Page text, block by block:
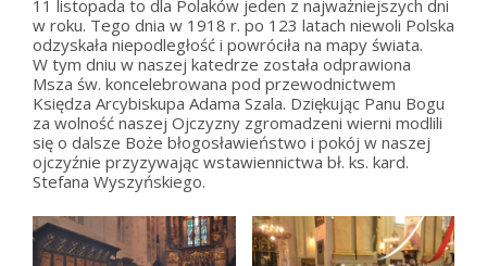
11 listopada to dla Polaków jeden z najważniejszych dni
w roku. Tego dnia w 1918 r. po 123 latach niewoli Polska
odzyskała niepodległość i powróciła na mapy świata.
W tym dniu w naszej katedrze została odprawiona
Msza św. koncelebrowana pod przewodnictwem
Księdza Arcybiskupa Adama Szala. Dziękując Panu Bogu
za wolność naszej Ojczyzny zgromadzeni wierni modlili
się o dalsze Boże błogosławieństwo i pokój w naszej
ojczyźnie przyzywając wstawiennictwa bł. ks. kard.
Stefana Wyszyńskiego.